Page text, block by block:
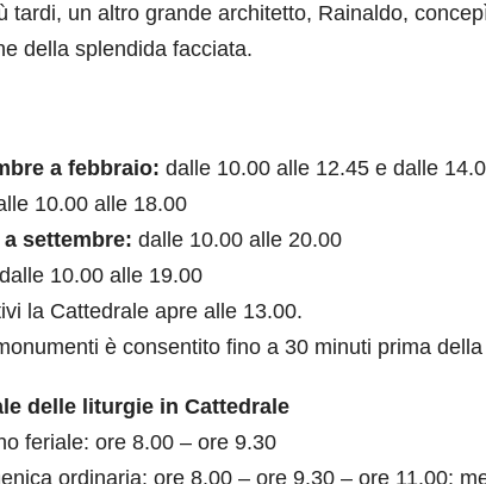
tardi, un altro grande architetto, Rainaldo,
della splendida facciata.
a febbraio: dalle 10.00 alle 12.45 e dalle
10.00 alle 18.00
settembre: dalle 10.00 alle 20.00
dalle 10.00 alle 19.00
la Cattedrale apre alle 13.00.
è consentito fino a 30 minuti prima
delle liturgie in Cattedrale
feriale: ore 8.00 – ore 9.30
ordinaria: ore 8.00 – ore 9.30 – ore 11.00: